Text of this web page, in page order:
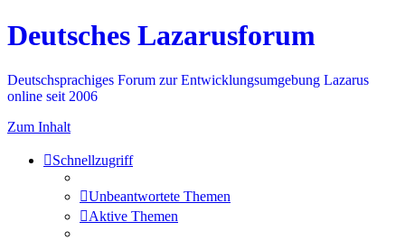
Deutsches Lazarusforum
Deutschsprachiges Forum zur Entwicklungsumgebung Lazarus
online seit 2006
Zum Inhalt
Schnellzugriff
Unbeantwortete Themen
Aktive Themen